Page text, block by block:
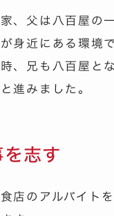
、父は八百屋の
身近にある環境
、兄も八百屋と
進みました。
志す
店のアルバイト